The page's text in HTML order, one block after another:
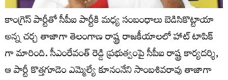
కాంగ్రెస్ పార్టీతో సీపీఐ పార్టీకి మధ్య సంబంధాలు బెడిసికొట్టాయా
అన్న చర్చ తాజాగా తెలంగాణ రాష్ట్ర రాజకీయాలలో హాట్ టాపిక్
గా మారింది. సీఎంరేవంత్ రెడ్డి ప్ర‌భుత్వంపై సీపీఐ రాష్ట్ర కార్యదర్శి,
ఆ పార్టీ కొత్తగూడెం ఎమ్మెల్యే కూనంనేని సాంబశివరావు తాజాగా